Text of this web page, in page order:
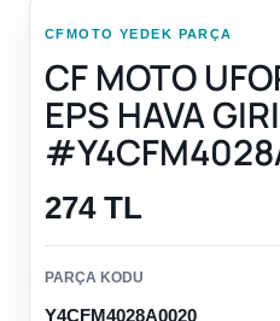
CFMOTO YEDEK PARÇA
CF MOTO
EPS HAVA
274 TL
PARÇA KODU
Y4CFM4028A0020